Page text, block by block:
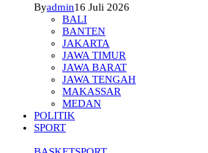
Byadmin16 Juli 2026
BALI
BANTEN
JAKARTA
JAWA TIMUR
JAWA BARAT
JAWA TENGAH
MAKASSAR
MEDAN
POLITIK
SPORT